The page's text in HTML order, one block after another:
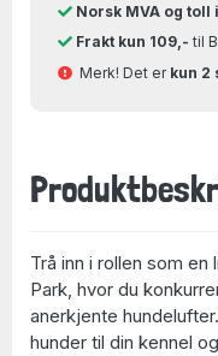
Norsk MVA og toll
Frakt kun 109,- til
Merk! Det er kun 2
Trå inn i rollen som
Park, hvor du
anerkjente
hunder til din kennel